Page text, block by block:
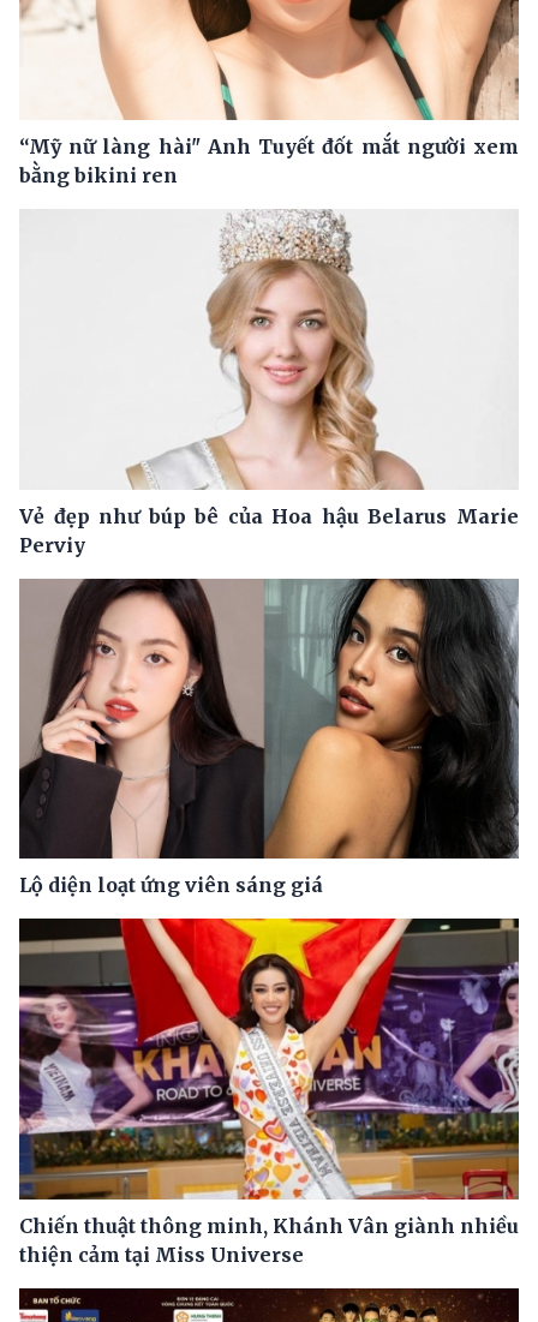
“Mỹ nữ làng hài" Anh Tuyết đốt mắt người xem
bằng bikini ren
Vẻ đẹp như búp bê của Hoa hậu Belarus Marie
Perviy
Lộ diện loạt ứng viên sáng giá
Chiến thuật thông minh, Khánh Vân giành nhiều
thiện cảm tại Miss Universe